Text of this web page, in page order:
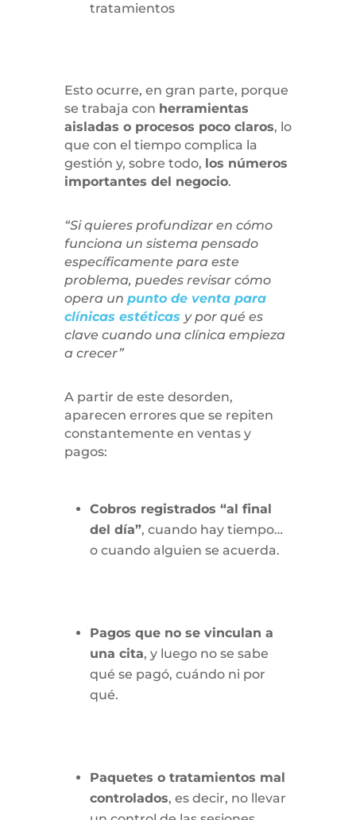
tratamientos
Esto ocurre, en gran parte, porque
se trabaja con herramientas
aisladas o procesos poco claros, lo
que con el tiempo complica la
gestión y, sobre todo, los números
importantes del negocio.
“Si quieres profundizar en cómo
funciona un sistema pensado
específicamente para este
problema, puedes revisar cómo
opera un punto de venta para
clínicas estéticas y por qué es
clave cuando una clínica empieza
a crecer”
A partir de este desorden,
aparecen errores que se repiten
constantemente en ventas y
pagos:
Cobros registrados “al final
del día”, cuando hay tiempo…
o cuando alguien se acuerda.
Pagos que no se vinculan a
una cita, y luego no se sabe
qué se pagó, cuándo ni por
qué.
Paquetes o tratamientos mal
controlados, es decir, no llevar